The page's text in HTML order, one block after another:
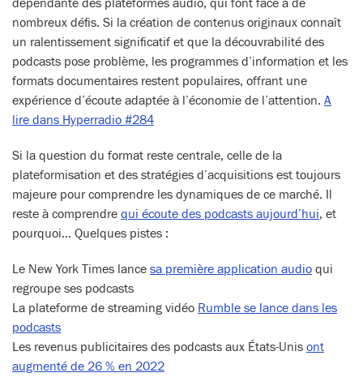
dépendante des plateformes audio, qui font face à de
nombreux défis. Si la création de contenus originaux connaît
un ralentissement significatif et que la découvrabilité des
podcasts pose problème, les programmes d’information et les
formats documentaires restent populaires, offrant une
expérience d’écoute adaptée à l’économie de l’attention. A
lire dans Hyperradio #284
Si la question du format reste centrale, celle de la
plateformisation et des stratégies d’acquisitions est toujours
majeure pour comprendre les dynamiques de ce marché. Il
reste à comprendre qui écoute des podcasts aujourd’hui, et
pourquoi… Quelques pistes :
Le New York Times lance sa première application audio qui
regroupe ses podcasts
La plateforme de streaming vidéo Rumble se lance dans les
podcasts
Les revenus publicitaires des podcasts aux États-Unis ont
augmenté de 26 % en 2022